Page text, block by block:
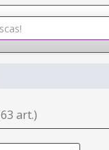
art.)